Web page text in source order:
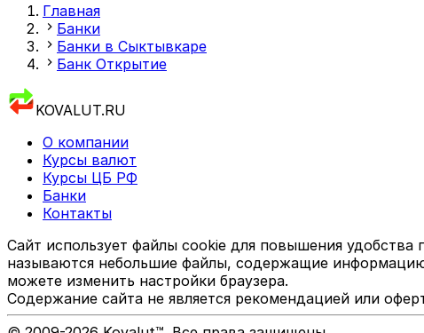
Главная
Банки
Банки в Сыктывкаре
Банк Открытие
KOVALUT.RU
О компании
Курсы валют
Курсы ЦБ РФ
Банки
Контакты
Сайт использует файлы cookie для повышения удобства
называются небольшие файлы, содержащие
можете изменить настройки браузера.
Содержание сайта не является рекомендацией или